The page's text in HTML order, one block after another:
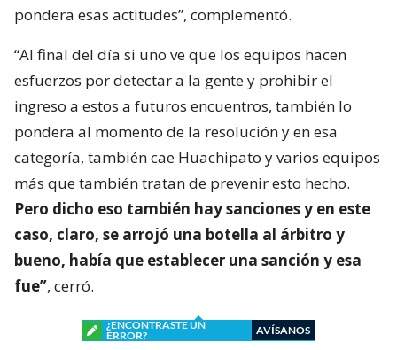
pondera esas actitudes”, complementó.
“Al final del día si uno ve que los equipos hacen
esfuerzos por detectar a la gente y prohibir el
ingreso a estos a futuros encuentros, también lo
pondera al momento de la resolución y en esa
categoría, también cae Huachipato y varios equipos
más que también tratan de prevenir esto hecho.
Pero dicho eso también hay sanciones y en este
caso, claro, se arrojó una botella al árbitro y
bueno, había que establecer una sanción y esa
fue”, cerró.
¿ENCONTRASTE UN
ERROR?
AVÍSANOS